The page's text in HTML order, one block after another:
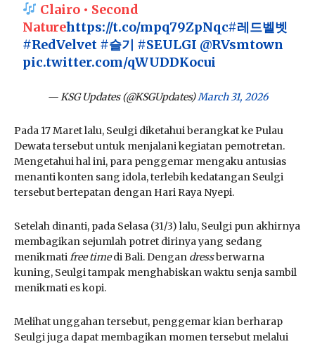
Clairo • Second
Naturehttps://t.co/mpq79ZpNqc#레드벨벳
#RedVelvet #슬기 #SEULGI @RVsmtown
pic.twitter.com/qWUDDKocui
— KSG Updates (@KSGUpdates)March 31, 2026
Pada 17 Maret lalu, Seulgi diketahui berangkat ke Pulau
Dewata tersebut untuk menjalani kegiatan pemotretan.
Mengetahui hal ini, para penggemar mengaku antusias
menanti konten sang idola, terlebih kedatangan Seulgi
tersebut bertepatan dengan Hari Raya Nyepi.
Setelah dinanti, pada Selasa (31/3) lalu, Seulgi pun akhirnya
membagikan sejumlah potret dirinya yang sedang
menikmati free timedi Bali. Dengan dressberwarna
kuning, Seulgi tampak menghabiskan waktu senja sambil
menikmati es kopi.
Melihat unggahan tersebut, penggemar kian berharap
Seulgi juga dapat membagikan momen tersebut melalui